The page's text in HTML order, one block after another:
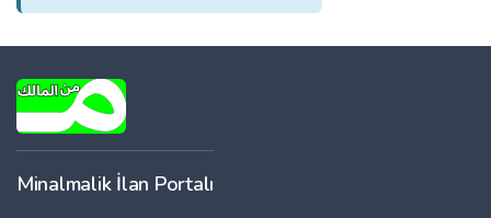
Minalmalik İlan Portalı